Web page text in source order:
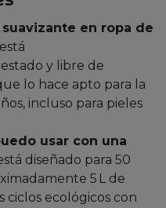
en ropa de
y libre de
lo hace apto para la
incluso para pieles
usar con una
diseñado para 50
5 L de
ciclos ecológicos con